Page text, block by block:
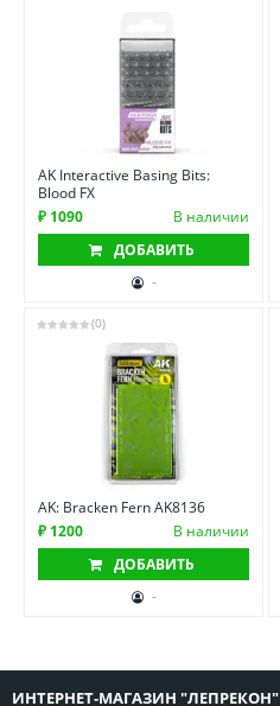
AK Interactive Basing Bits:
Blood FX
₽ 1090
В наличии
ДОБАВИТЬ
-
(0)
AK: Bracken Fern AK8136
₽ 1200
В наличии
ДОБАВИТЬ
-
ИНТЕРНЕТ-МАГАЗИН "ЛЕПРЕКОН"